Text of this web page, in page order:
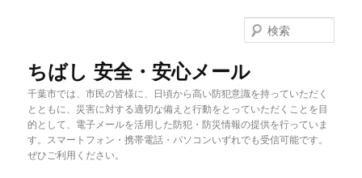
ちばし 安全・安心メール
千葉市では、市民の皆様に、日頃から高い防犯意識を持っていただく
とともに、災害に対する適切な備えと行動をとっていただくことを目
的として、電子メールを活用した防犯・防災情報の提供を行っていま
す。スマートフォン・携帯電話・パソコンいずれでも受信可能です。
ぜひご利用ください。
索